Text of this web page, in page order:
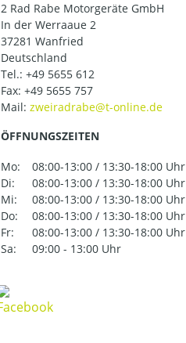
2 Rad Rabe Motorgeräte GmbH
In der Werraaue 2
37281 Wanfried
Deutschland
Tel.: +49 5655 612
Fax: +49 5655 757
Mail:
ÖFFNUNGSZEITEN
Mo:
08:00-13:00 / 13:30-18:00 Uhr
Di:
08:00-13:00 / 13:30-18:00 Uhr
Mi:
08:00-13:00 / 13:30-18:00 Uhr
Do:
08:00-13:00 / 13:30-18:00 Uhr
Fr:
08:00-13:00 / 13:30-18:00 Uhr
Sa:
09:00 - 13:00 Uhr